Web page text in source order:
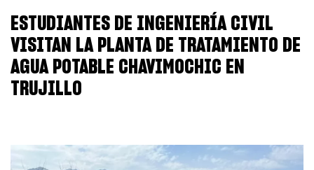
ESTUDIANTES DE INGENIERÍA CIVIL
VISITAN LA PLANTA DE TRATAMIENTO DE
AGUA POTABLE CHAVIMOCHIC EN
TRUJILLO